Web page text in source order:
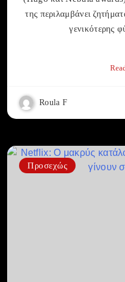
της περιλαμβάνει
γενικότερης
Roula F
Προσεχώς